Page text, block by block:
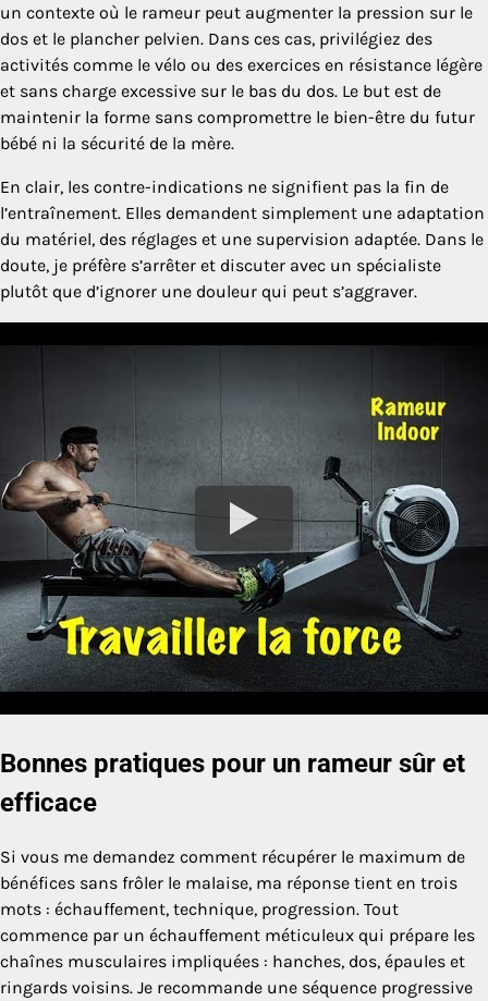
un contexte où le rameur peut augmenter la pression sur le
dos et le plancher pelvien. Dans ces cas, privilégiez des
activités comme le vélo ou des exercices en résistance légère
et sans charge excessive sur le bas du dos. Le but est de
maintenir la forme sans compromettre le bien-être du futur
bébé ni la sécurité de la mère.
En clair, les contre-indications ne signifient pas la fin de
l’entraînement. Elles demandent simplement une adaptation
du matériel, des réglages et une supervision adaptée. Dans le
doute, je préfère s’arrêter et discuter avec un spécialiste
plutôt que d’ignorer une douleur qui peut s’aggraver.
Bonnes pratiques pour un rameur sûr et
efficace
Si vous me demandez comment récupérer le maximum de
bénéfices sans frôler le malaise, ma réponse tient en trois
mots : échauffement, technique, progression. Tout
commence par un échauffement méticuleux qui prépare les
chaînes musculaires impliquées : hanches, dos, épaules et
ringards voisins. Je recommande une séquence progressive